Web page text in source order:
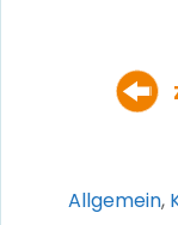
Kategorien
Allgemein,